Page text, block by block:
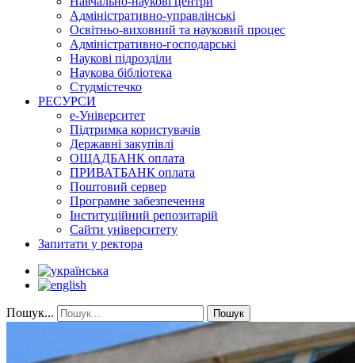
Адміністративно-управлінські
Освітньо-виховний та науковий процес
Адміністративно-господарські
Наукові підрозділи
Наукова бібліотека
Студмістечко
РЕСУРСИ
е-Університет
Підтримка користувачів
Державні закупівлі
ОЩАДБАНК оплата
ПРИВАТБАНК оплата
Поштовий сервер
Програмне забезпечення
Інституційний репозитарій
Сайти університету
Запитати у ректора
Пошук... Пошук